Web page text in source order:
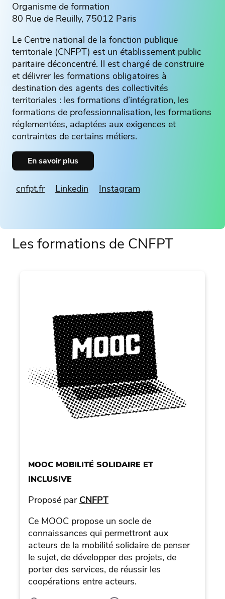
Organisme de formation
80 Rue de Reuilly, 75012 Paris
Le Centre national de la fonction publique
territoriale (CNFPT) est un établissement public
paritaire déconcentré. Il est chargé de construire
et délivrer les formations obligatoires à
destination des agents des collectivités
territoriales : les formations d’intégration, les
formations de professionnalisation, les formations
réglementées, adaptées aux exigences et
contraintes de certains métiers.
En savoir plus
cnfpt.fr Linkedin Instagram
Les formations de CNFPT
MOOC MOBILITÉ SOLIDAIRE ET
INCLUSIVE
Proposé par CNFPT
Ce MOOC propose un socle de
connaissances qui permettront aux
acteurs de la mobilité solidaire de penser
le sujet, de développer des projets, de
porter des services, de réussir les
coopérations entre acteurs.